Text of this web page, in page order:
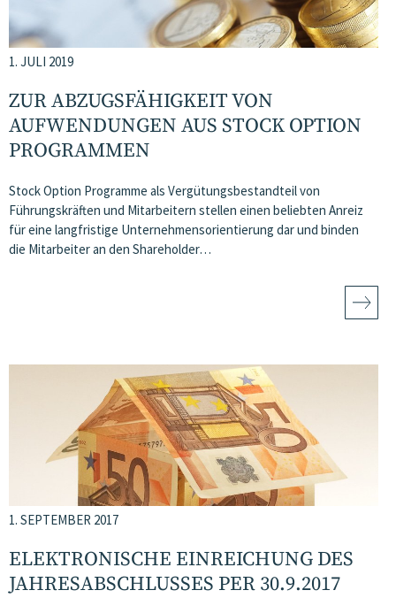
1. JULI 2019
ZUR ABZUGSFÄHIGKEIT VON
AUFWENDUNGEN AUS STOCK OPTION
PROGRAMMEN
Stock Option Programme als Vergütungsbestandteil von
Führungskräften und Mitarbeitern stellen einen beliebten Anreiz
für eine langfristige Unternehmensorientierung dar und binden
die Mitarbeiter an den Shareholder…
1. SEPTEMBER 2017
ELEKTRONISCHE EINREICHUNG DES
JAHRESABSCHLUSSES PER 30.9.2017